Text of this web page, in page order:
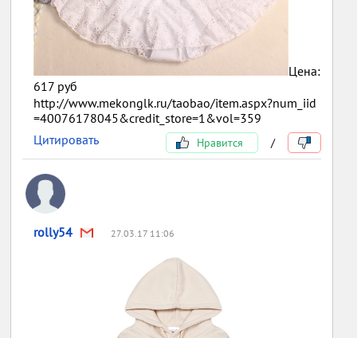
Цена:
617 руб
http://www.mekonglk.ru/taobao/item.aspx?num_iid
=40076178045&credit_store=1&vol=359
Цитировать
Нравится /
rolly54 27.03.17 11:06